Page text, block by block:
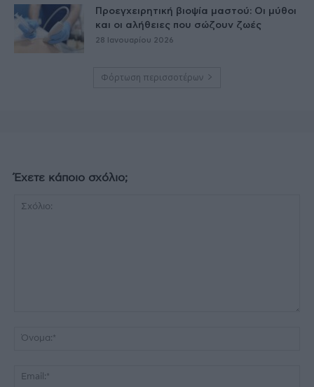
Προεγχειρητική βιοψία μαστού: Οι μύθοι
και οι αλήθειες που σώζουν ζωές
28 Ιανουαρίου 2026
Φόρτωση περισσοτέρων
Έχετε κάποιο σχόλιο;